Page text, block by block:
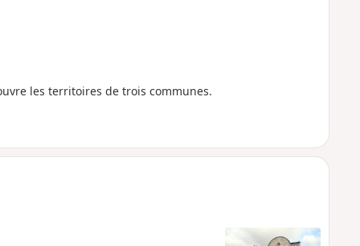
les territoires de trois communes.